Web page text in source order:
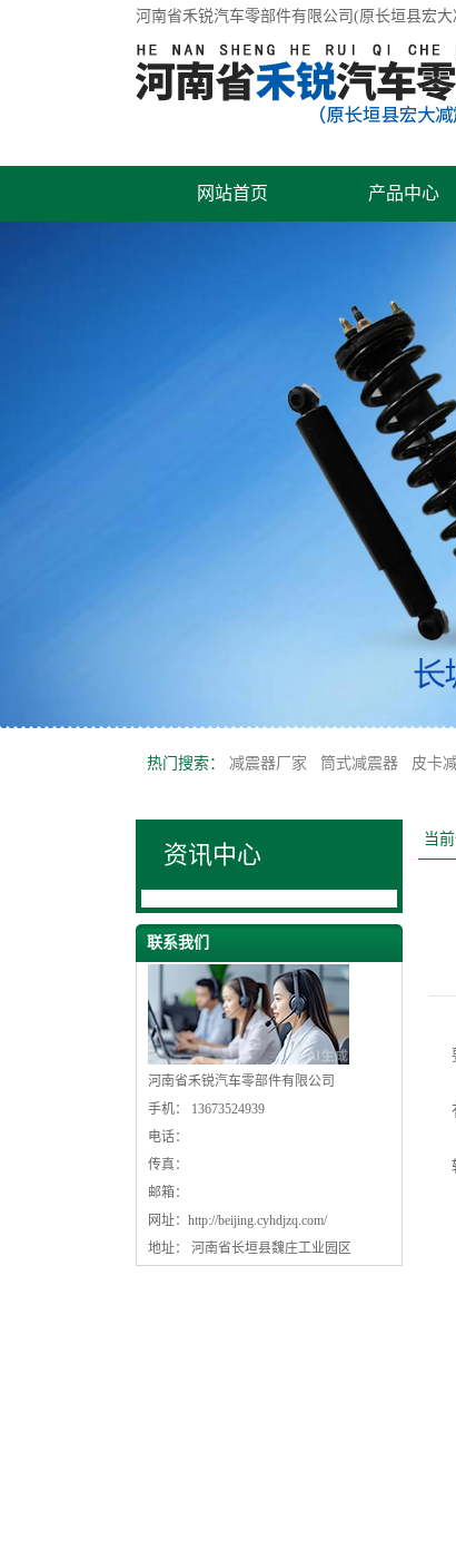
河南省禾锐汽车零部件有限公司(原长垣县宏
网站首页 产品中心
热门搜索： 减震器厂家 筒式减震器 皮卡
资讯中心
联系我们
河南省禾锐汽车零部件有限公司
手机： 13673524939
电话：
传真：
邮箱：
网址： http://beijing.cyhdjzq.com/
地址： 河南省长垣县魏庄工业园区
当前